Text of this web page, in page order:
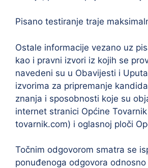
Pisano testiranje traje
Ostale informacije vezano uz
kao i pravni izvori iz kojih se
navedeni su u Obavijesti i
izvorima za pripremanje
znanja i sposobnosti koje su
internet stranici Općine
tovarnik.com) i oglasnoj ploči
Točnim odgovorom smatra se
ponuđenoga odgovora